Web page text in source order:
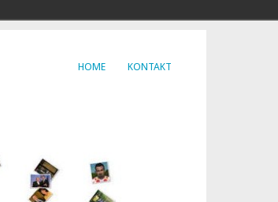
HOME KONTAKT